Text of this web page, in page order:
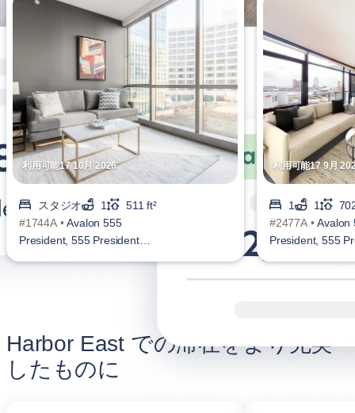
利用可能17 10月 2026
スタジオ 1
511 ft²
#1744A •Avalon 555
President, 555 President
利用可能17 9月
1 1
#2477A •Avalon
President, 555
Harbor East での滞在をより充実
したものに